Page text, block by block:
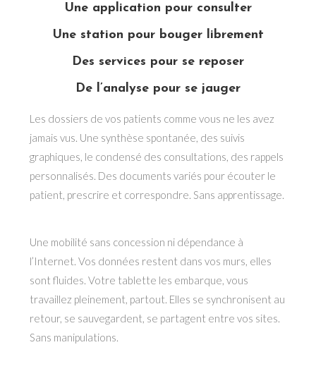
Une application pour consulter
Une station pour bouger librement
Des services pour se reposer
De l’analyse pour se jauger
Les dossiers de vos patients comme vous ne les avez
jamais vus. Une synthèse spontanée, des suivis
graphiques, le condensé des consultations, des rappels
personnalisés. Des documents variés pour écouter le
patient, prescrire et correspondre. Sans apprentissage.
Une mobilité sans concession ni dépendance à
l’Internet. Vos données restent dans vos murs, elles
sont fluides. Votre tablette les embarque, vous
travaillez pleinement, partout. Elles se synchronisent au
retour, se sauvegardent, se partagent entre vos sites.
Sans manipulations.